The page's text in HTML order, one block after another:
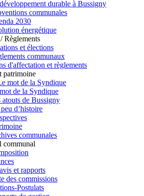
durable à Bussigny
communales
2030
énergétique
Règlements
et élections
communaux
d'affectation et règlements
patrimoine
de la Syndique
atouts de Bussigny
d’histoire
communales
communal
et rapports
des commissions
Postulats